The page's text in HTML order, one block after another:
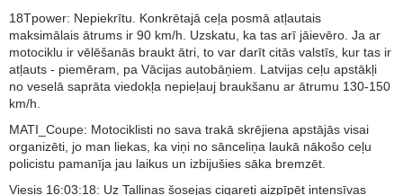
18Tpower: Nepiekrītu. Konkrētajā ceļa posmā atļautais
maksimālais ātrums ir 90 km/h. Uzskatu, ka tas arī jāievēro. Ja ar
motociklu ir vēlēšanās braukt ātri, to var darīt citās valstīs, kur tas ir
atļauts - piemēram, pa Vācijas autobāņiem. Latvijas ceļu apstākļi
no veselā saprāta viedokļa nepieļauj braukšanu ar ātrumu 130-150
km/h.
MATI_Coupe: Motociklisti no sava trakā skrējiena apstājās visai
organizēti, jo man liekas, ka viņi no sānceliņa laukā nākošo ceļu
policistu pamanīja jau laikus un izbijušies sāka bremzēt.
Viesis 16:03:18: Uz Tallinas šosejas cigareti aizpīpēt intensīvas